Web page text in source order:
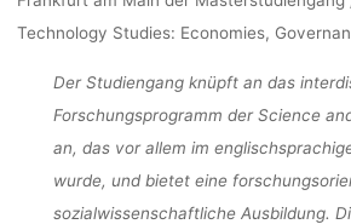
Technology Studies: Economies,
Der Studiengang knüpft an das
Forschungsprogramm der Science
an, das vor allem im
wurde, und bietet eine
sozialwissenschaftliche Ausbildung.